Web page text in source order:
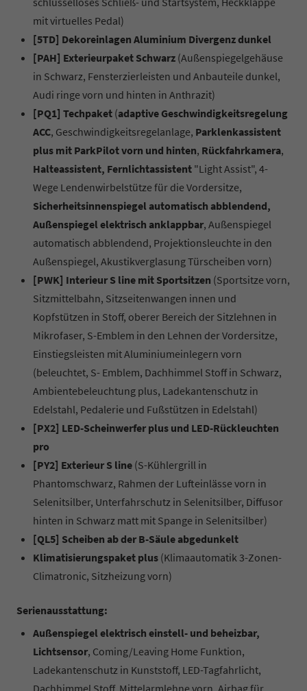
mit virtuelles Pedal)
[5TD] Dekoreinlagen Aluminium Divergenz dunkel
[PAH] Exterieurpaket Schwarz (Außenspiegelgehäuse
in Schwarz, Fensterzierleisten und Anbauteile dunkel,
Audi ringe vorn und hinten in Anthrazit)
[PQ1] Techpaket (adaptive Geschwindigkeitsregelung
ACC, Geschwindigkeitsregelanlage, Parklenkassistent
plus mit ParkPilot vorn und hinten, Rückfahrkamera,
Halteassistent, Fernlichtassistent "Light Assist", 4-
Wege Lendenwirbelstütze für die Vordersitze,
Sicherheitsinnenspiegel automatisch abblendend,
Außenspiegel elektrisch anklappbar, Außenspiegel
automatisch abblendend, Projektionsleuchte in den
Außenspiegel, Akustikverglasung Türscheiben vorn)
[PWK] Interieur S line mit Sportsitzen (Sportsitze vorn,
Sitzmittelbahn, Sitzseitenwangen innen und
Kopfstützen in Stoff, oberer Bereich der Sitzlehnen in
Mikrofaser, S-Emblem in den Lehnen der Vordersitze,
Einstiegsleisten mit Aluminiumeinlegern vorn
(beleuchtet, S- Emblem, Dachhimmel Stoff in Schwarz,
Ambientebeleuchtung plus, Ladekantenschutz in
Edelstahl, Pedalerie und Fußstützen in Edelstahl)
[PX2] LED-Scheinwerfer plus und LED-Rückleuchten
pro
[PY2] Exterieur S line (S-Kühlergrill in
Phantomschwarz, Rahmen der Lufteinlässe vorn in
Selenitsilber, Unterfahrschutz in Selenitsilber, Diffusor
hinten in Schwarz matt mit Spange in Selenitsilber)
[QL5] Scheiben ab der B-Säule abgedunkelt
Klimatisierungspaket plus (Klimaautomatik 3-Zonen-
Climatronic, Sitzheizung vorn)
Serienausstattung:
Außenspiegel elektrisch einstell- und beheizbar,
Lichtsensor, Coming/Leaving Home Funktion,
Ladekantenschutz in Kunststoff, LED-Tagfahrlicht,
Dachhimmel Stoff, Mittelarmlehne vorn, Airbag für